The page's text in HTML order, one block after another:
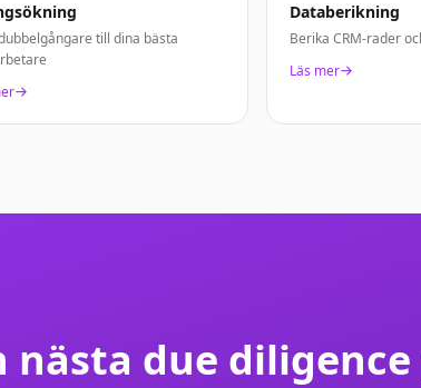
till dina bästa
Databerikning
Berika CRM-rader
Läs mer
nästa due